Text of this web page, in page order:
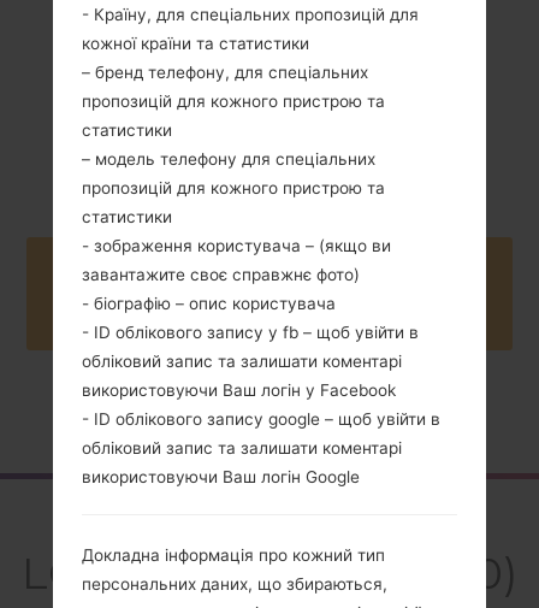
Unknown
Buy accessories on Amazon
Головна →Серія →LG Joypop →LGKH3900
LGKH3900(LGKH3900)
- Країну, для спеціальних пропозицій для
кожної країни та статистики
– бренд телефону, для спеціальних
пропозицій для кожного пристрою та
статистики
– модель телефону для спеціальних
пропозицій для кожного пристрою та
статистики
- зображення користувача – (якщо ви
завантажите своє справжнє фото)
- біографію – опис користувача
- ID облікового запису у fb – щоб увійти в
обліковий запис та залишати коментарі
використовуючи Ваш логін у Facebook
- ID облікового запису google – щоб увійти в
обліковий запис та залишати коментарі
використовуючи Ваш логін Google
Докладна інформація про кожний тип
персональних даних, що збираються,